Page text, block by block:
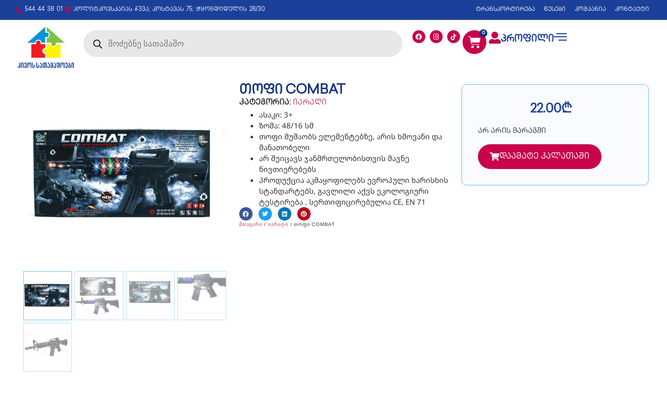
544 44 38 01 პოლიტკოვსკაიას #33ა; კოსტავას 75; ჭყონდიდელის 28/30 ტრანსპორტირება წესები კომპანია კონტაქტი
0
პროფილი
თოფი COMBAT
კატეგორია: იარაღი
ასაკი: 3+
ზომა: 48/16 სმ
თოფი მუშაობს ელემენტებზე, არის ხმოვანი და
მანათობელი
არ შეიცავს ჯანმრთელობისთვის მავნე
ნივთიერებებს
პროდუქცია აკმაყოფილებს ევროპული ხარისხის
სტანდარტებს, გავლილი აქვს ეკოლოგიური
ტესტირება . სერთიფიცირებულია CE, EN 71
მთავარი / იარაღი / თოფი COMBAT
22.00₾
არ არის მარაგში
დაამატე კალათაში